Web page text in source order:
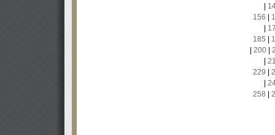
156
185
200|
229
258